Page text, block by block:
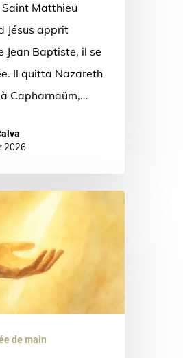
Saint Matthieu
Jésus apprit
Jean Baptiste, il se
Il quitta Nazareth
Capharnaüm,…
2026
de main